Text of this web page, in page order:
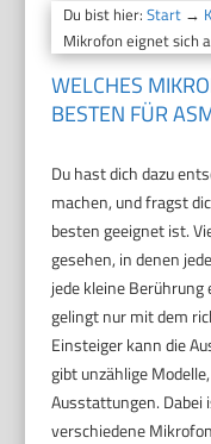
Du bist hier:Start →
Mikrofon eignet sich
WELCHES
BESTEN FÜR
Du hast dich dazu
machen, und fragst
besten geeignet ist.
gesehen, in denen
jede kleine
gelingt nur mit dem
Einsteiger kann die
gibt unzählige
Ausstattungen.
verschiedene